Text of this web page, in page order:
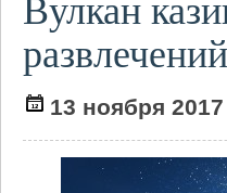
13 ноября 2017